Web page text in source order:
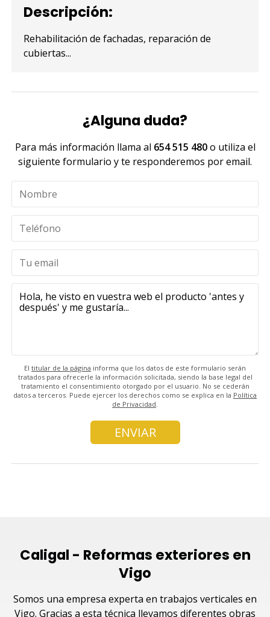
Descripción:
Rehabilitación de fachadas, reparación de
cubiertas...
¿Alguna duda?
Para más información llama al 654 515 480o utiliza el
siguiente formulario y te responderemos por email.
El titular de la página informa que los datos de este formulario serán
tratados para ofrecerle la información solicitada, siendo la base legal del
tratamiento el consentimiento otorgado por el usuario. No se cederán
datos a terceros. Puede ejercer los derechos como se explica en la Política
de Privacidad.
Caligal - Reformas exteriores en
Vigo
Somos una empresa experta en trabajos verticales en
Vigo. Gracias a esta técnica llevamos diferentes obras